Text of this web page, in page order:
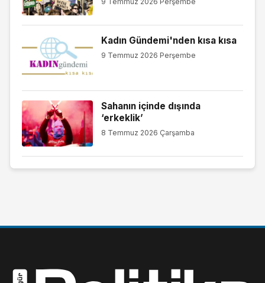
Kadın Gündemi'nden kısa kısa
9 Temmuz 2026 Perşembe
Sahanın içinde dışında
‘erkeklik’
8 Temmuz 2026 Çarşamba